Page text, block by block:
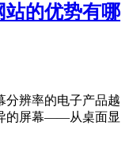
站的优势有哪
分辨率的电子产品越
的屏幕——从桌面显